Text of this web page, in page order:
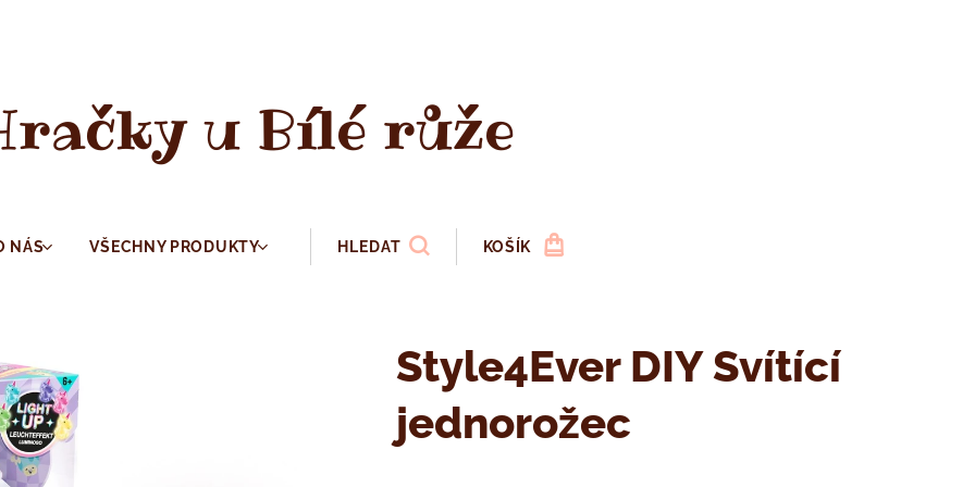
u Bílé růže
NÁS VŠECHNY PRODUKTY HLEDAT KOŠÍK
Style4Ever DIY Svítící
jednorožec